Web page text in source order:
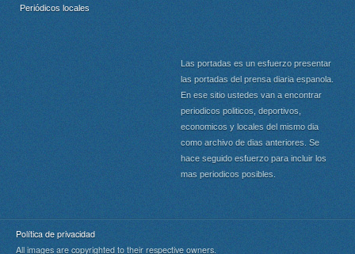
Periódicos locales
Las portadas es un esfuerzo presentar
las portadas del prensa diaria espanola.
En ese sitio ustedes van a encontrar
periodicos politicos, deportivos,
economicos y locales del mismo dia
como archivo de dias anteriores. Se
hace seguido esfuerzo para incluir los
mas periodicos posibles.
Política de privacidad
All images are copyrighted to their respective owners.